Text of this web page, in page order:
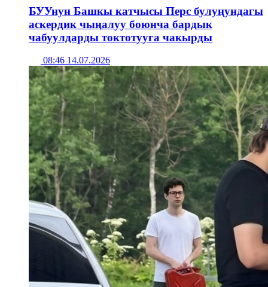
БУУнун Башкы катчысы Перс булуңундагы
аскердик чыңалуу боюнча бардык
чабуулдарды токтотууга чакырды
08:46 14.07.2026